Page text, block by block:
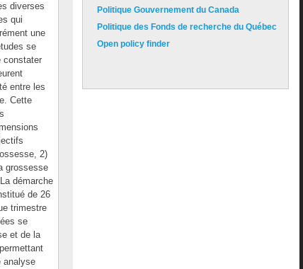
diverses
qui
une
se
constater
entre les
Cette
2)
grossesse
démarche
de 26
trimestre
se
et de la
analyse
Politique Gouvernement du Canada
Politique des Fonds de recherche du Québec
Open policy finder